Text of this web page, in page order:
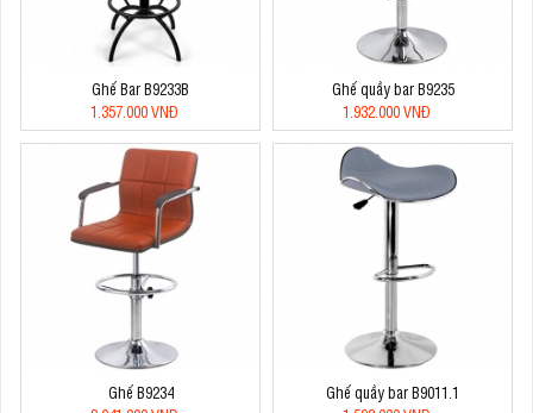
Ghế Bar B9233B
1.357.000 VNĐ
Ghế quầy bar B9235
1.932.000 VNĐ
Ghế B9234
Ghế quầy bar B9011.1